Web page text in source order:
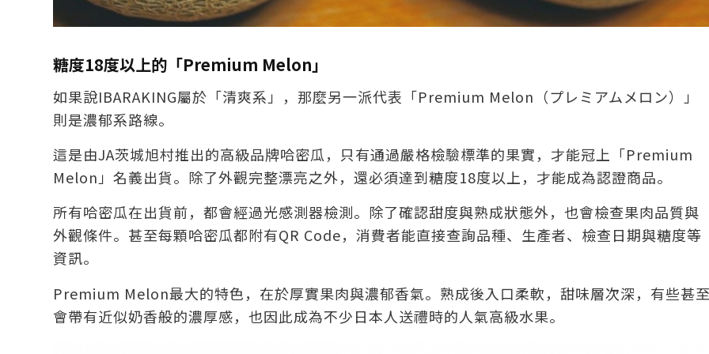
糖度18度以上的「Premium Melon」
如果說IBARAKING屬於「清爽系」，那麼另一派代表「Premium Melon（プレミアムメロン）」
則是濃郁系路線。
這是由JA茨城旭村推出的高級品牌哈密瓜，只有通過嚴格檢驗標準的果實，才能冠上「Premium
Melon」名義出貨。除了外觀完整漂亮之外，還必須達到糖度18度以上，才能成為認證商品。
所有哈密瓜在出貨前，都會經過光感測器檢測。除了確認甜度與熟成狀態外，也會檢查果肉品質與
外觀條件。甚至每顆哈密瓜都附有QR Code，消費者能直接查詢品種、生產者、檢查日期與糖度等
資訊。
Premium Melon最大的特色，在於厚實果肉與濃郁香氣。熟成後入口柔軟，甜味層次深，有些甚
會帶有近似奶香般的濃厚感，也因此成為不少日本人送禮時的人氣高級水果。